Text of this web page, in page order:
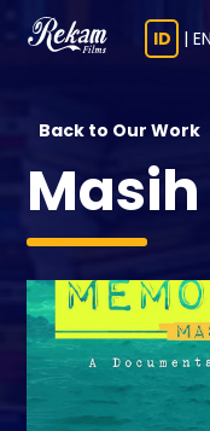
ID | EN
Back to Our Work